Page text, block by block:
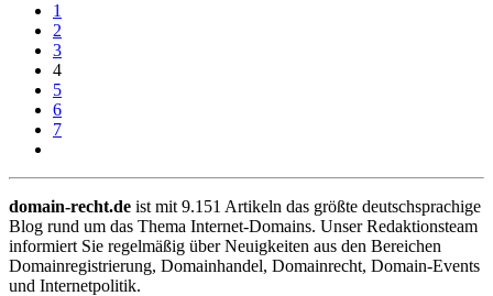
1
2
3
4
5
6
7
domain-recht.de ist mit 9.151 Artikeln das größte deutschsprachige
Blog rund um das Thema Internet-Domains. Unser Redaktionsteam
informiert Sie regelmäßig über Neuigkeiten aus den Bereichen
Domainregistrierung, Domainhandel, Domainrecht, Domain-Events
und Internetpolitik.